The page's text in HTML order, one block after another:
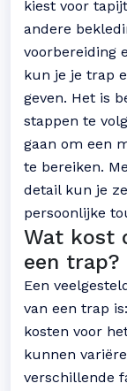
kiest voor
andere
voorbereiding
kun je je trap
geven. Het is
stappen te
gaan om een
te bereiken.
detail kun je
persoonlijke
Wat kost
een trap?
Een
van een trap
kosten voor
kunnen
verschillende